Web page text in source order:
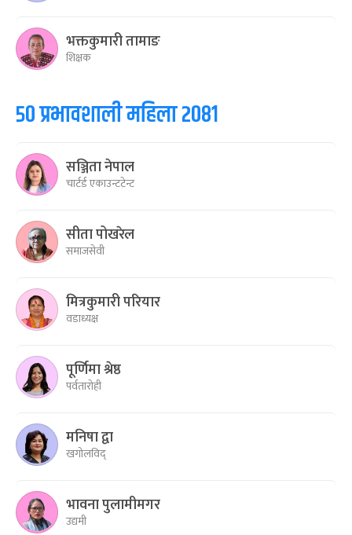
भक्तकुमारी तामाङ
शिक्षक
५० प्रभावशाली महिला २०८१
सञ्जिता नेपाल
चार्टर्ड एकाउन्टटेन्ट
सीता पोखरेल
समाजसेवी
मित्रकुमारी परियार
वडाध्यक्ष
पूर्णिमा श्रेष्ठ
पर्वतारोही
मनिषा द्वा
खगोलविद्
भावना पुलामीमगर
उद्यमी